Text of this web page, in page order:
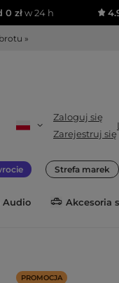
0 złw 24 h
»
Zaloguj się
Zarejestruj się
Strefa marek
Audio Akcesoria
PROMOCJA